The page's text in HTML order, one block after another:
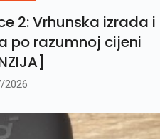
2: Vrhunska izrada i
po razumnoj cijeni
2026